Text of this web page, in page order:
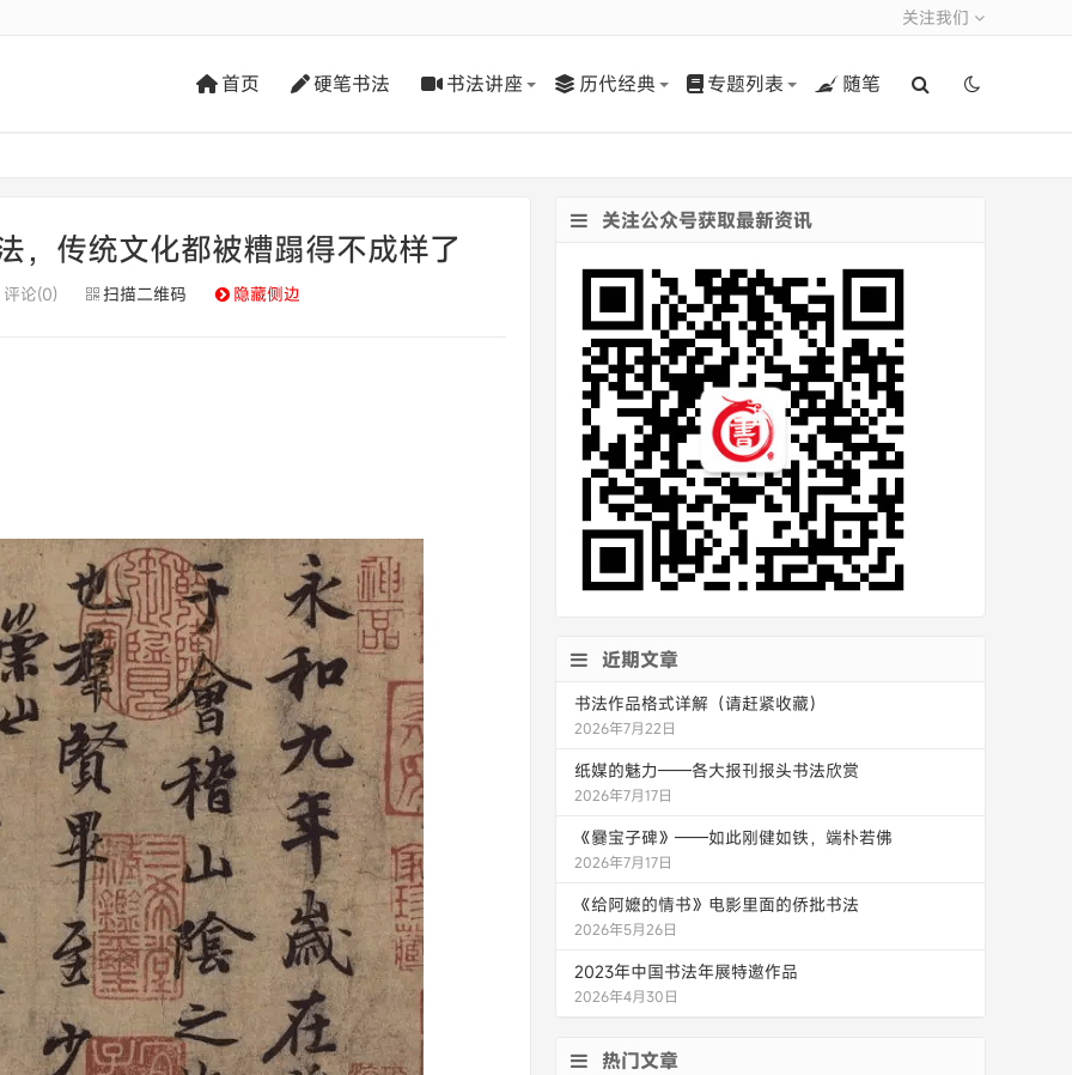
关注我们
首页 硬笔书法 书法讲座 历代经典 专题列表 随笔
，传统文化都被糟蹋得不成样了
评论(0) 扫描二维码 隐藏侧边
关注公众号获取最新资讯
近期文章
书法作品格式详解（请赶紧收藏）
2026年7月22日
纸媒的魅力——各大报刊报头书法欣赏
2026年7月17日
《爨宝子碑》——如此刚健如铁，端朴若佛
2026年7月17日
《给阿嬷的情书》电影里面的侨批书法
2026年5月26日
2023年中国书法年展特邀作品
2026年4月30日
热门文章